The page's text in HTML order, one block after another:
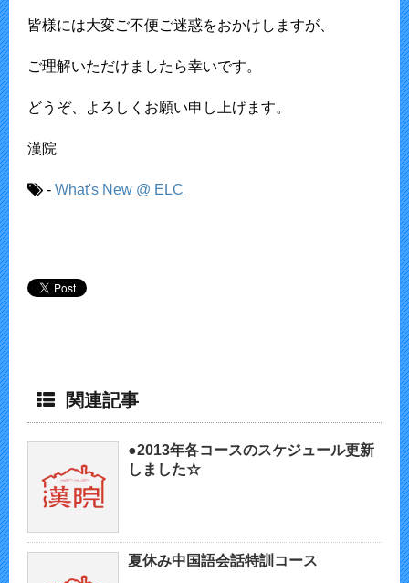
皆様には大変ご不便ご迷惑をおかけしますが、
ご理解いただけましたら幸いです。
どうぞ、よろしくお願い申し上げます。
漢院
- What's New @ ELC
関連記事
●2013年各コースのスケジュール更新
しました☆
夏休み中国語会話特訓コース